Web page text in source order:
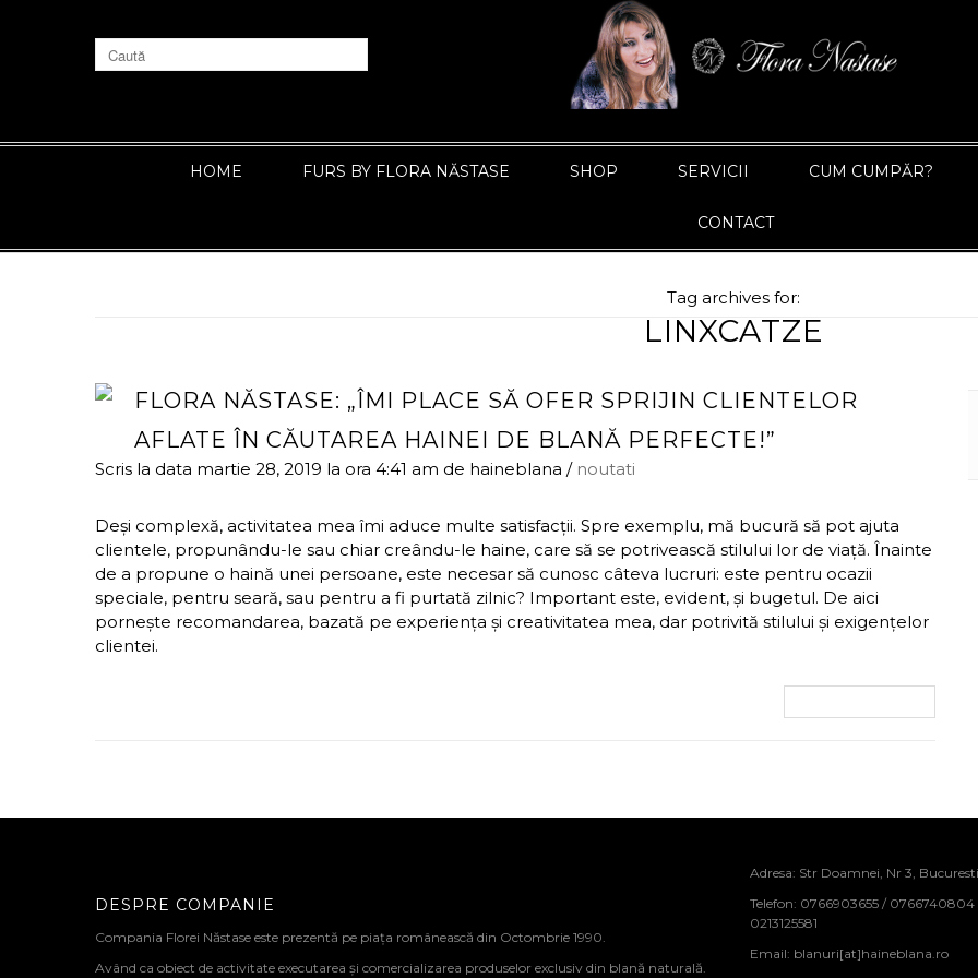
HOME FURS BY FLORA NĂSTASE SHOP SERVICII CUM CUMPĂR?
CONTACT
Tag archives for:
LINXCATZE
FLORA NĂSTASE: „ÎMI PLACE SĂ OFER SPRIJIN CLIENTELOR
AFLATE ÎN CĂUTAREA HAINEI DE BLANĂ PERFECTE!”
Scris la data martie 28, 2019 la ora 4:41 am de haineblana / noutati
Deși complexă, activitatea mea îmi aduce multe satisfacții. Spre exemplu, mă bucură să pot ajuta
clientele, propunându-le sau chiar creându-le haine, care să se potrivească stilului lor de viață. Înainte
de a propune o haină unei persoane, este necesar să cunosc câteva lucruri: este pentru ocazii
speciale, pentru seară, sau pentru a fi purtată zilnic? Important este, evident, și bugetul. De aici
pornește recomandarea, bazată pe experiența și creativitatea mea, dar potrivită stilului și exigențelor
clientei.
DESPRE COMPANIE
Compania Florei Năstase este prezentă pe piața românească din Octombrie 1990.
Având ca obiect de activitate executarea și comercializarea produselor exclusiv din blană naturală.
Adresa: Str Doamnei, Nr 3, Bucuresti
Telefon: 0766903655 / 0766740804
0213125581
Email: blanuri[at]haineblana.ro